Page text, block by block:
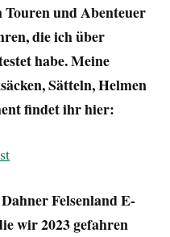
Touren und Abenteuer
die ich über
habe. Meine
Sätteln, Helmen
findet ihr hier:
Felsenland E-
wir 2023 gefahren